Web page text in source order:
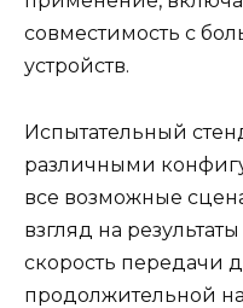
совместимость с
устройств.
Испытательный
различными
все возможные
взгляд на
скорость передачи
продолжительной